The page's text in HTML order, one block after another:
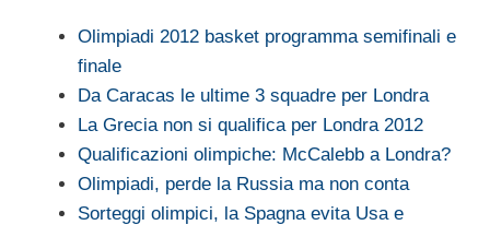
Olimpiadi 2012 basket programma semifinali e
finale
Da Caracas le ultime 3 squadre per Londra
La Grecia non si qualifica per Londra 2012
Qualificazioni olimpiche: McCalebb a Londra?
Olimpiadi, perde la Russia ma non conta
Sorteggi olimpici, la Spagna evita Usa e